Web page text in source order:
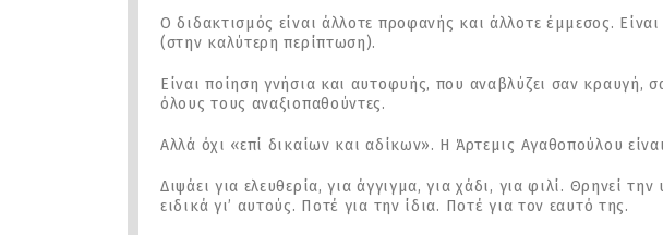
Ο διδακτισμός είναι άλλοτε προφανής και άλλοτε έμμεσος.
(στην καλύτερη περίπτωση).
Είναι ποίηση γνήσια και αυτοφυής, που αναβλύζει σαν
όλους τους αναξιοπαθούντες.
Αλλά όχι «επί δικαίων και αδίκων». Η Άρτεμις Αγαθοπούλου
Διψάει για ελευθερία, για άγγιγμα, για χάδι, για φιλί. Θρηνεί
ειδικά γι’ αυτούς. Ποτέ για την ίδια. Ποτέ για τον εαυτό της.